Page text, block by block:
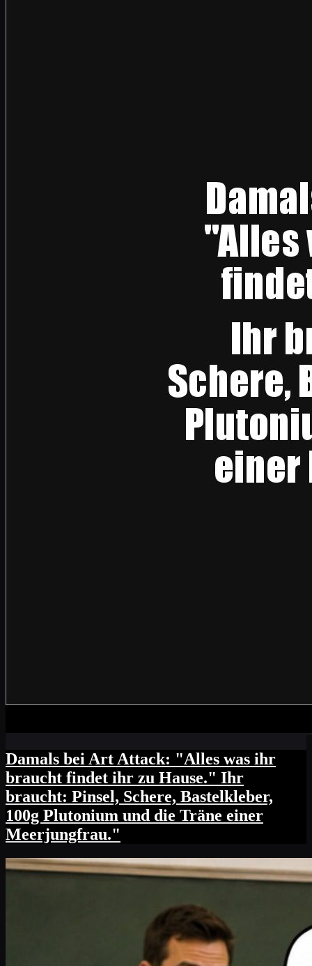
Damals bei Art Attack: "Alles was ihr
braucht findet ihr zu Hause." Ihr
braucht: Pinsel, Schere, Bastelkleber,
100g Plutonium und die Träne einer
Meerjungfrau."